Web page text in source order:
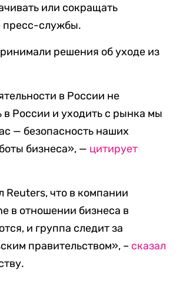
или сокращать
пресс-службы.
решения об уходе из
в России не
в России и уходить с рынка мы
— безопасность наших
бизнеса», — цитирует
Reuters, что в компании
в отношении бизнеса в
и группа следит за
правительством», – сказал